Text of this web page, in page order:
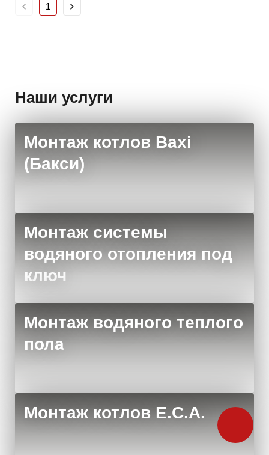
1
Наши услуги
Монтаж котлов Baxi
(Бакси)
Монтаж системы
водяного отопления под
ключ
Монтаж водяного теплого
пола
Монтаж котлов E.C.A.